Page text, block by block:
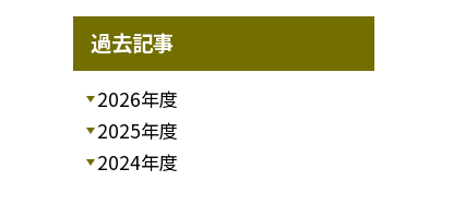
過去記事
2026年度
2025年度
2024年度